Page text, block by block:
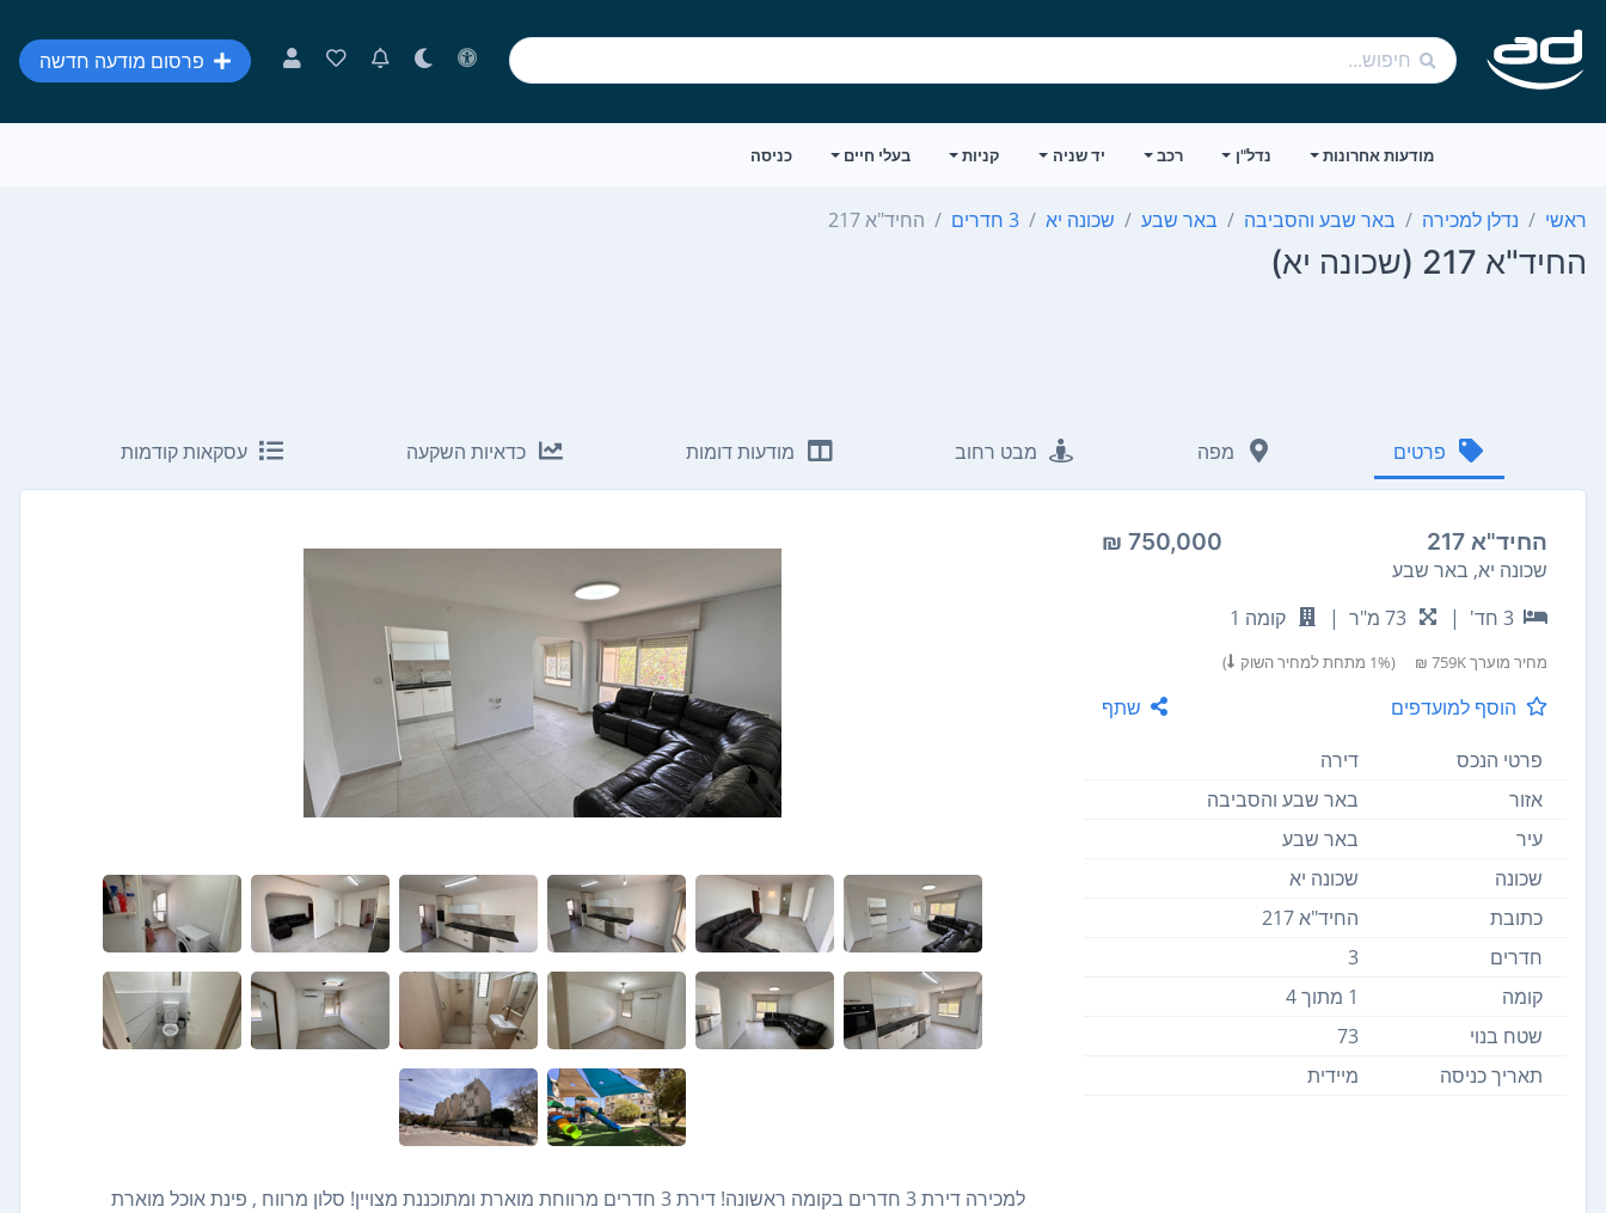
פרסום מודעה חדשה
מודעות אחרונות נדל"ן רכב יד שניה קניות בעלי חיים כניסה
ראשי נדלן למכירה באר שבע והסביבה באר שבע שכונה יא 3 חדרים החיד"א 217
החיד"א 217 (שכונה יא)
פרטים מפה מבט רחוב מודעות דומות כדאיות השקעה עסקאות קודמות
החיד"א 217 750,000 ₪
שכונה יא, באר שבע
3 חד'
| 73 מ"ר | קומה 1
מחיר מוערך759K ₪ (1% מתחת למחיר השוק )
הוסף למועדפים
שתף
פרטי הנכס
דירה
אזור
באר שבע והסביבה
עיר
באר שבע
שכונה
שכונה יא
כתובת
החיד"א 217
חדרים
3
קומה
1 מתוך 4
שטח בנוי
73
תאריך כניסה
מיידית
למכירה דירת 3 חדרים בקומה ראשונה! דירת 3 חדרים מרווחת מוארת ומתוכננת מצויין! סלון מרווח , פינת אוכל מוארת